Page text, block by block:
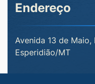
Endereço
Avenida 13 de
Esperidião/MT